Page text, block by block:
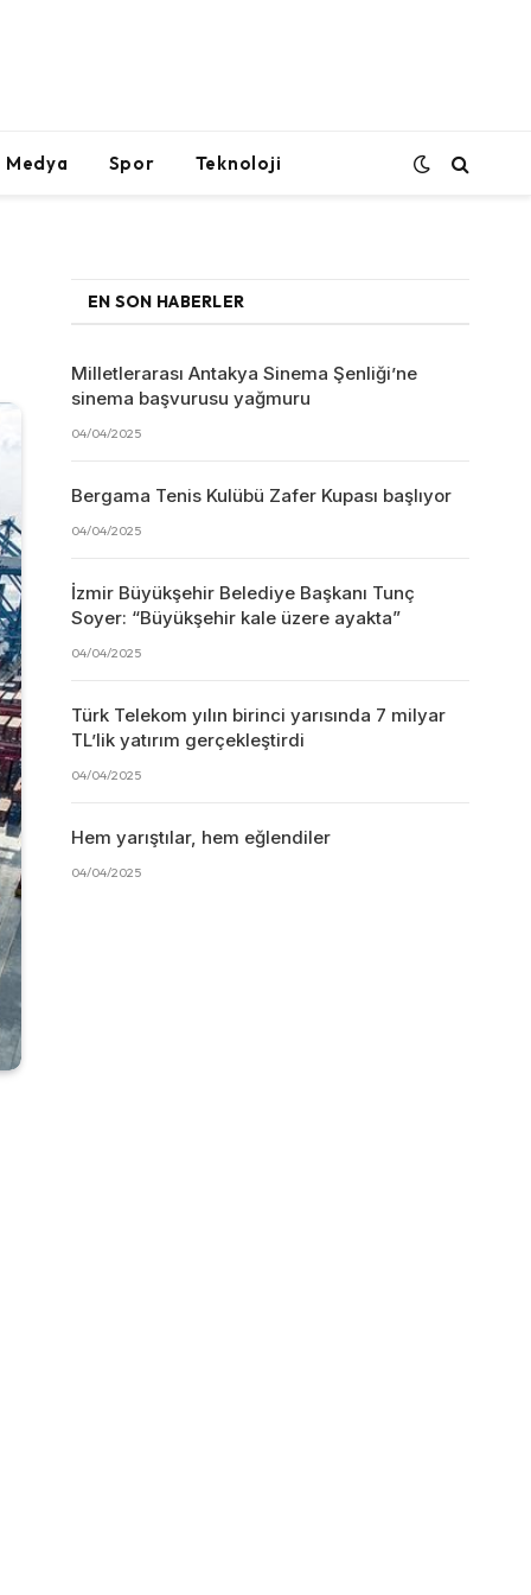
Medya Spor Teknoloji
EN SON HABERLER
Milletlerarası Antakya Sinema Şenliği’ne
sinema başvurusu yağmuru
04/04/2025
Bergama Tenis Kulübü Zafer Kupası başlıyor
04/04/2025
İzmir Büyükşehir Belediye Başkanı Tunç
Soyer: “Büyükşehir kale üzere ayakta”
04/04/2025
Türk Telekom yılın birinci yarısında 7 milyar
TL’lik yatırım gerçekleştirdi
04/04/2025
Hem yarıştılar, hem eğlendiler
04/04/2025